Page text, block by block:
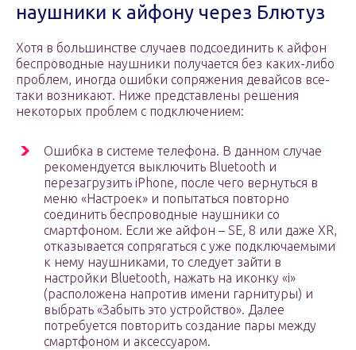
наушники к айфону через Блютуз
Хотя в большинстве случаев подсоединить к айфон
беспроводные наушники получается без каких-либо
проблем, иногда ошибки сопряжения девайсов все-
таки возникают. Ниже представлены решения
некоторых проблем с подключением:
Ошибка в системе телефона. В данном случае
рекомендуется выключить Bluetooth и
перезагрузить iPhone, после чего вернуться в
меню «Настроек» и попытаться повторно
соединить беспроводные наушники со
смартфоном. Если же айфон – SE, 8 или даже XR,
отказывается сопрягаться с уже подключаемыми
к нему наушниками, то следует зайти в
настройки Bluetooth, нажать на иконку «i»
(расположена напротив имени гарнитуры) и
выбрать «Забыть это устройство». Далее
потребуется повторить создание пары между
смартфоном и аксессуаром.